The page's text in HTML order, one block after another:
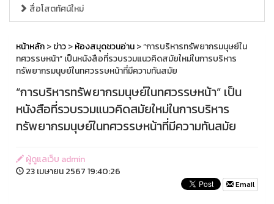
สื่อโสตทัศน์ใหม่
หน้าหลัก>ข่าว>ห้องสมุดชวนอ่าน> “การบริหารทรัพยากรมนุษย์ใน
ทศวรรษหน้า” เป็นหนังสือที่รวบรวมแนวคิดสมัยใหม่ในการบริหาร
ทรัพยากรมนุษย์ในทศวรรษหน้าที่มีความทันสมัย
“การบริหารทรัพยากรมนุษย์ในทศวรรษหน้า” เป็น
หนังสือที่รวบรวมแนวคิดสมัยใหม่ในการบริหาร
ทรัพยากรมนุษย์ในทศวรรษหน้าที่มีความทันสมัย
ผู้ดูแลเว็บ admin
23 เมษายน 2567 19:40:26
Email